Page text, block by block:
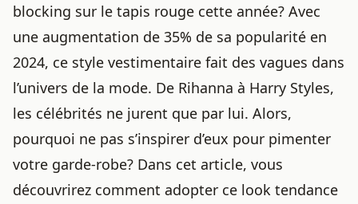
blocking sur le tapis rouge cette année? Avec
une augmentation de 35% de sa popularité en
2024, ce style vestimentaire fait des vagues dans
l’univers de la mode. De Rihanna à Harry Styles,
les célébrités ne jurent que par lui. Alors,
pourquoi ne pas s’inspirer d’eux pour pimenter
votre garde-robe? Dans cet article, vous
découvrirez comment adopter ce look tendance